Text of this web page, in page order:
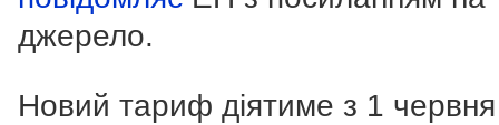
джерело.
Новий тариф діятиме з 1